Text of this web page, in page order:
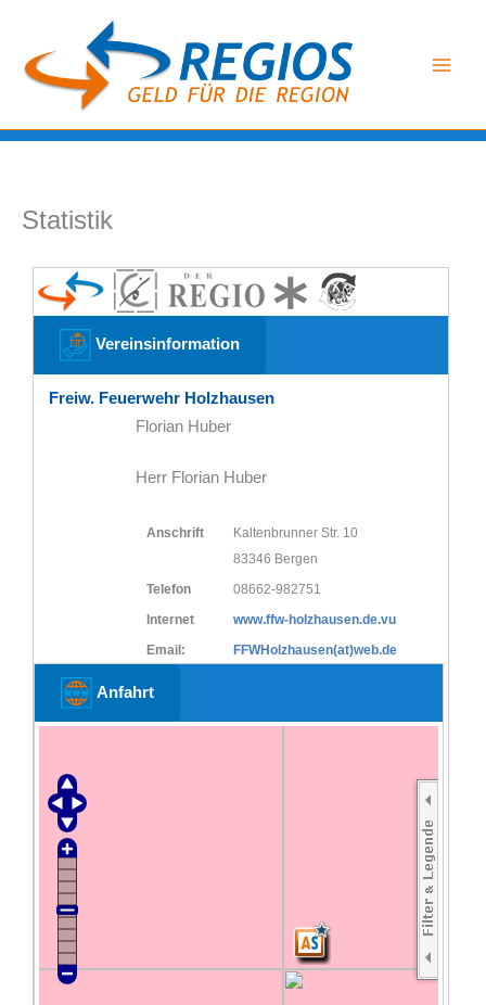
springen
Statistik
Vereinsinformation
Freiw. Feuerwehr Holzhausen
Florian Huber
Herr Florian Huber
Anschrift
Kaltenbrunner Str. 10
83346 Bergen
Telefon
08662-982751
Internet
www.ffw-holzhausen.de.vu
Email:
FFWHolzhausen(at)web.de
Anfahrt